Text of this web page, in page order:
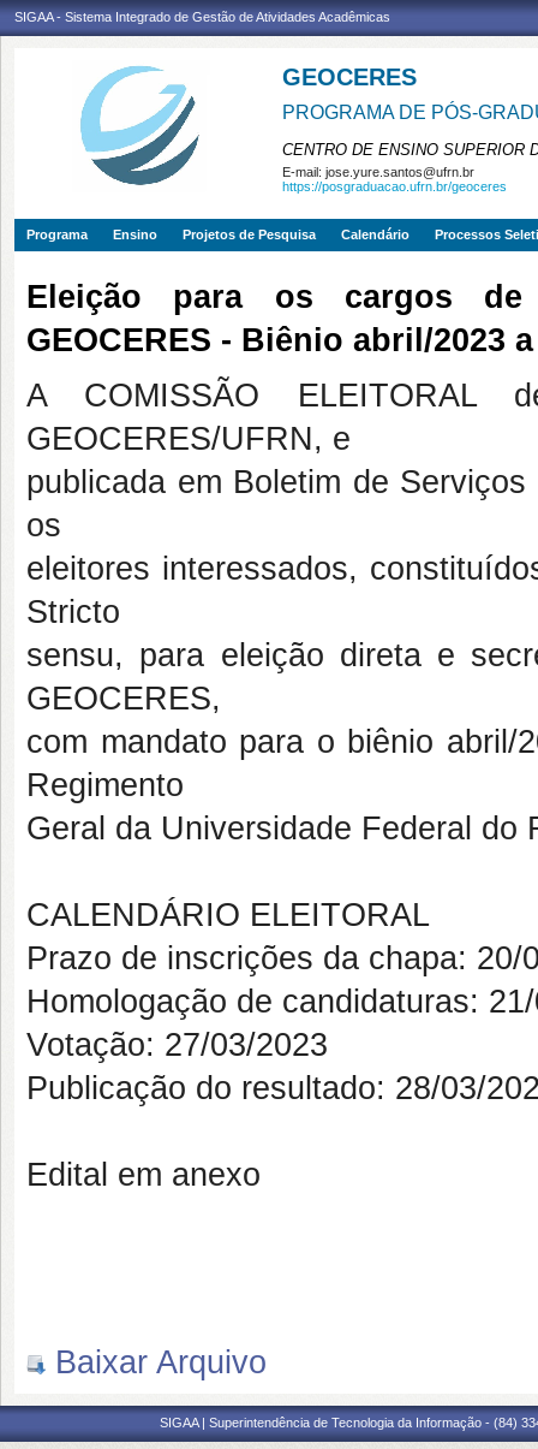
SIGAA - Sistema Integrado de Gestão de Atividades Acadêmicas
GEOCERES
PROGRAMA DE PÓS-
CENTRO DE ENSINO SUPERIOR
E-mail: jose.yure.santos@ufrn.br
https://posgraduacao.ufrn.br/geoceres
Programa Ensino Projetos de Pesquisa Calendário Processos
Eleição para os cargos de
GEOCERES - Biênio abril/2023
A COMISSÃO ELEITORAL
GEOCERES/UFRN, e
publicada em Boletim de
os
eleitores interessados,
Stricto
sensu, para eleição direta e
GEOCERES,
com mandato para o biênio
Regimento
Geral da Universidade Federal do
CALENDÁRIO ELEITORAL
Prazo de inscrições da chapa: 20/
Homologação de candidaturas:
Votação: 27/03/2023
Publicação do resultado: 28/03/
Edital em anexo
Baixar Arquivo
SIGAA | Superintendência de Tecnologia da Informação - (84)